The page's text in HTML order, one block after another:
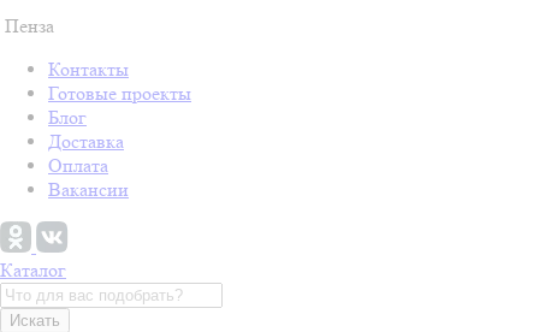
Пенза
Контакты
Готовые проекты
Блог
Доставка
Оплата
Вакансии
Каталог
Искать